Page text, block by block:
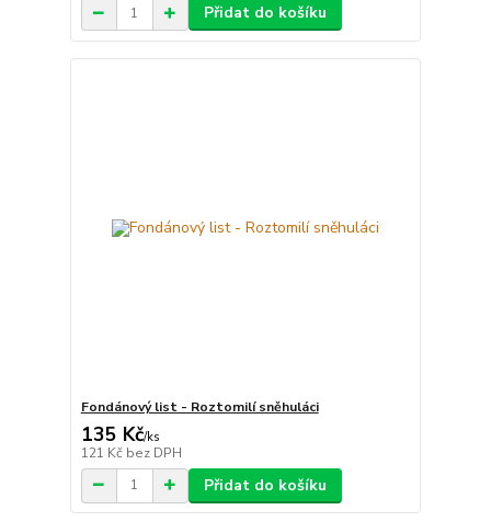
Přidat do košíku
Fondánový list - Roztomilí sněhuláci
135 Kč/ks
121 Kč bez DPH
Přidat do košíku